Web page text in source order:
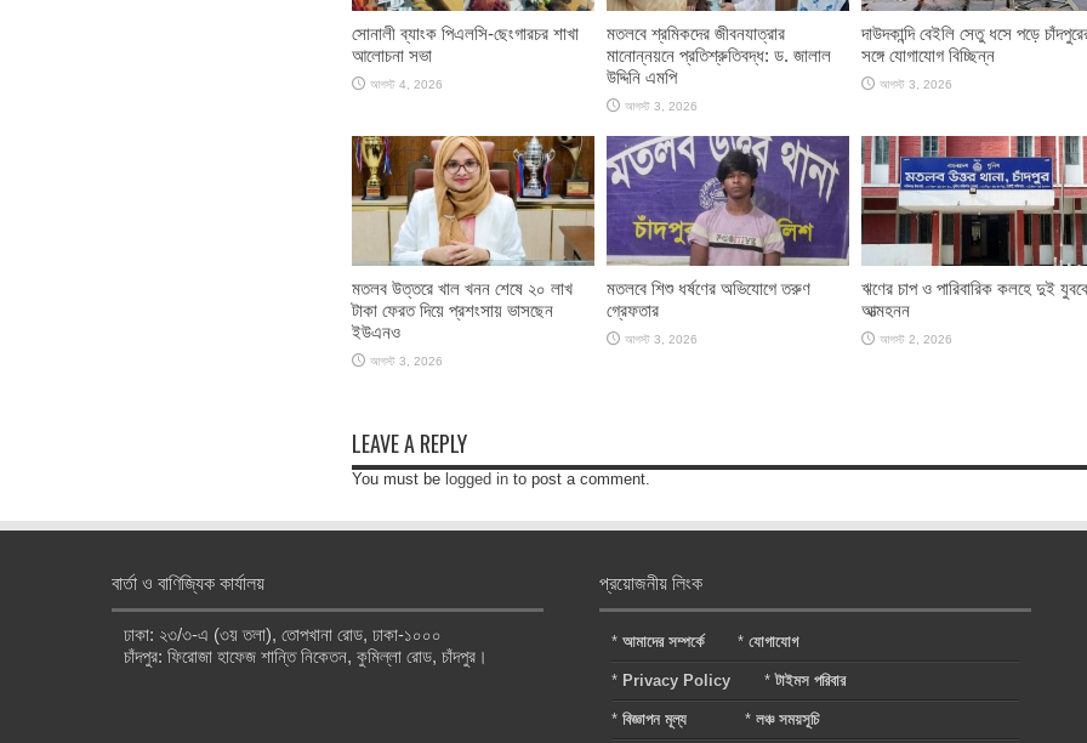
সোনালী ব্যাংক পিএলসি-ছেংগারচর শাখা
আলোচনা সভা
আগস্ট 4, 2026
মতলবে শ্রমিকদের জীবনযাত্রার
মানোন্নয়নে প্রতিশ্রুতিবদ্ধ: ড. জালাল
উদ্দিনি এমপি
আগস্ট 3, 2026
দাউদকান্দি বেইলি সেতু ধসে পড়ে
সঙ্গে যোগাযোগ বিচ্ছিন্ন
আগস্ট 3, 2026
মতলব উত্তরে খাল খনন শেষে ২০ লাখ
টাকা ফেরত দিয়ে প্রশংসায় ভাসছেন
ইউএনও
আগস্ট 3, 2026
মতলবে শিশু ধর্ষণের অভিযোগে তরুণ
গ্রেফতার
আগস্ট 3, 2026
ঋণের চাপ ও পারিবারিক কলহে দুই
আত্মহনন
আগস্ট 2, 2026
LEAVE A REPLY
You must be logged in to post a comment.
বার্তা ও বাণিজ্যিক কার্যালয়
ঢাকা: ২৩/৩-এ (৩য় তলা), তোপখানা রোড, ঢাকা-১০০০
চাঁদপুর: ফিরোজা হাফেজ শান্তি নিকেতন, কুমিল্লা রোড, চাঁদপুর।
প্রয়োজনীয় লিংক
*আমাদের সম্পর্কে *যোগাযোগ
* Privacy Policy *টাইমস পরিবার
*বিজ্ঞাপন মূল্য *লঞ্চ সময়সূচি